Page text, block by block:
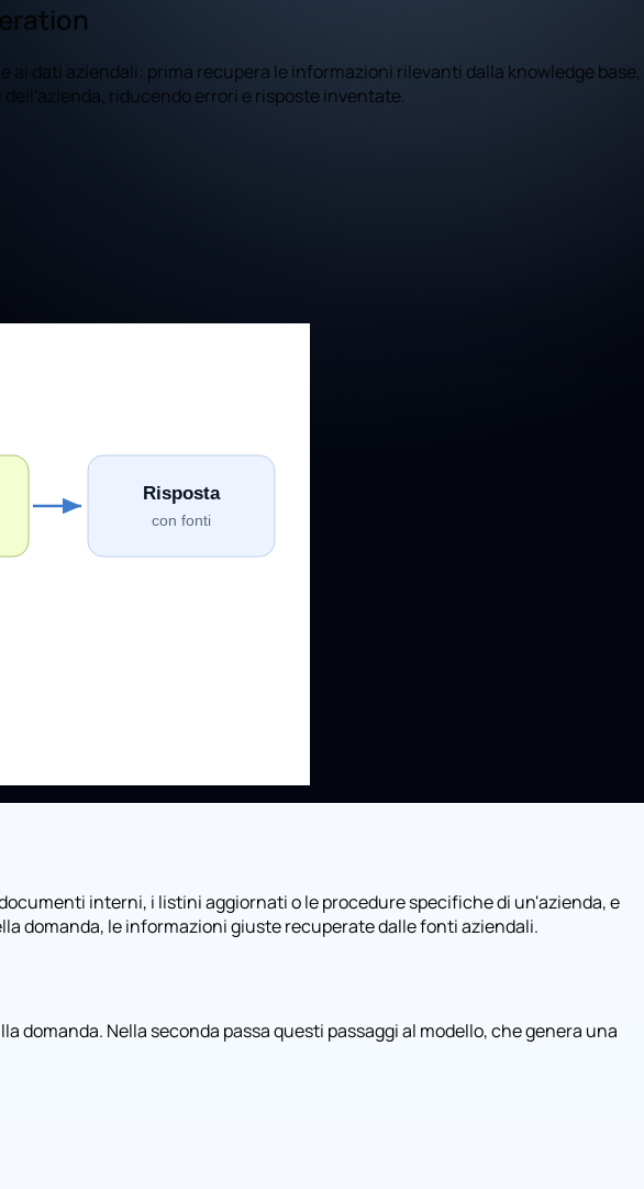
dati aziendali: prima recupera le informazioni rilevanti dalla knowledge base,
dell'azienda, riducendo errori e risposte inventate.
interni, i listini aggiornati o le procedure specifiche di un'azienda, e
domanda, le informazioni giuste recuperate dalle fonti aziendali.
domanda. Nella seconda passa questi passaggi al modello, che genera una